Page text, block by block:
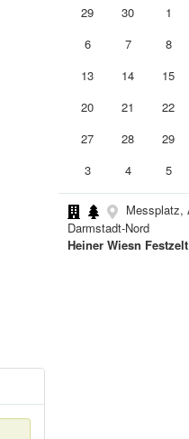
29
30 1
6
7 8
13
14 15
20
21 22
27
28 29
3
4 5
Messplatz,
Darmstadt-Nord
Heiner Wiesn Festzelt